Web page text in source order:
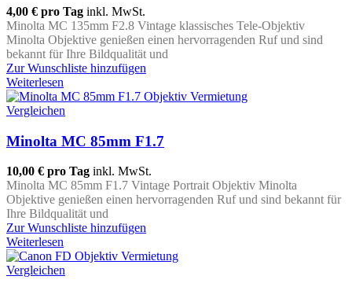
4,00 € pro Tag inkl. MwSt.
Minolta MC 135mm F2.8 Vintage klassisches Tele-Objektiv
Minolta Objektive genießen einen hervorragenden Ruf und sind
bekannt für Ihre Bildqualität und
Zur Wunschliste hinzufügen
Weiterlesen
Vergleichen
Minolta MC 85mm F1.7
10,00 € pro Tag inkl. MwSt.
Minolta MC 85mm F1.7 Vintage Portrait Objektiv Minolta
Objektive genießen einen hervorragenden Ruf und sind bekannt für
Ihre Bildqualität und
Zur Wunschliste hinzufügen
Weiterlesen
Vergleichen